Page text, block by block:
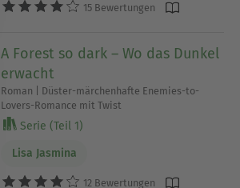
15 Bewertungen
A Forest so dark – Wo das Dunkel
erwacht
Roman | Düster-märchenhafte Enemies-to-
Lovers-Romance mit Twist
Serie (Teil 1)
Lisa Jasmina
12 Bewertungen